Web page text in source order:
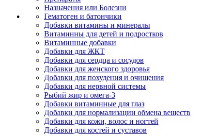
Назначения или Болезни
Гематоген и батончики
Добавки витамины и минералы
Витаминны для детей и подростков
Витаминные добавки
Добавки для ЖКТ
Добавки для сердца и сосудов
Добавки для женского здоровья
Добавки для похудения и очищения
Добавки для нервной системы
Рыбий жир и омега-3
Добавки витаминные для глаз
Добавки для нормализации обмена веществ
Добавки для кожи, волос и ногтей
Добавки для костей и суставов